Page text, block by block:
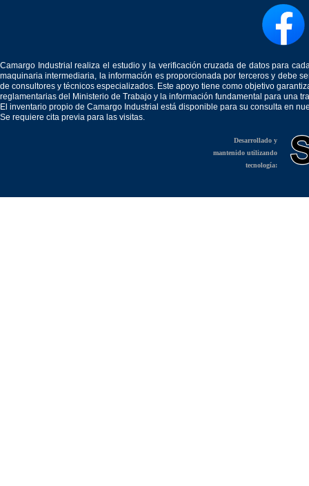
Camargo Industrial realiza el estudio y la verificación cruzada de datos para
maquinaria intermediaria, la información es proporcionada por terceros y debe
de consultores y técnicos especializados. Este apoyo tiene como objetivo
reglamentarias del Ministerio de Trabajo y la información fundamental para una
El inventario propio de Camargo Industrial está disponible para su consulta en
Se requiere cita previa para las visitas.
Desarrollado y
mantenido utilizando
tecnología: